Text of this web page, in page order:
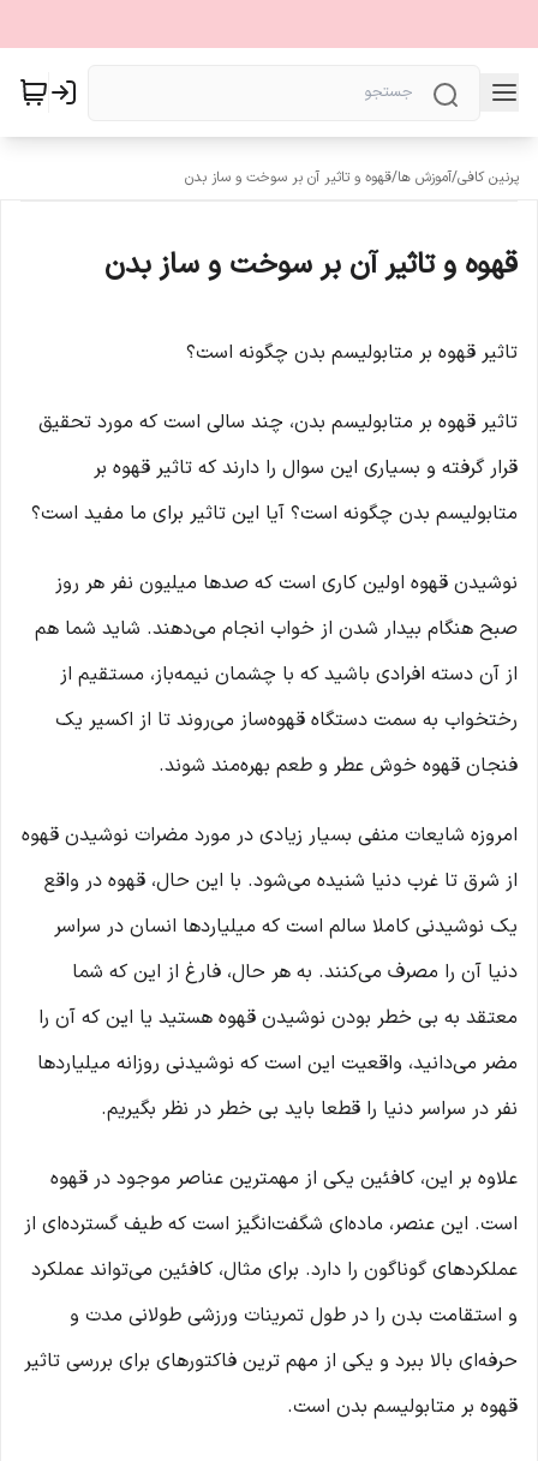
پرنین کافی/آموزش ها/قهوه و تاثیر آن بر سوخت و ساز بدن
قهوه و تاثیر آن بر سوخت و ساز بدن
تاثیر قهوه بر متابولیسم بدن چگونه است؟
تاثیر قهوه بر متابولیسم بدن، چند سالی است که مورد تحقیق
قرار گرفته و بسیاری این سوال را دارند که تاثیر قهوه بر
متابولیسم بدن چگونه است؟ آیا این تاثیر برای ما مفید است؟
نوشیدن قهوه اولین کاری است که صدها میلیون نفر هر روز
صبح هنگام بیدار شدن از خواب انجام می‌دهند. شاید شما هم
از آن دسته افرادی باشید که با چشمان نیمه‌باز، مستقیم از
رختخواب به سمت دستگاه قهوه‌ساز می‌روند تا از اکسیر یک
فنجان قهوه خوش عطر و طعم بهره‌مند شوند.
امروزه شایعات منفی بسیار زیادی در مورد مضرات نوشیدن قهوه
از شرق تا غرب دنیا شنیده می‌شود. با این حال، قهوه در واقع
یک نوشیدنی کاملا سالم است که میلیاردها انسان در سراسر
دنیا آن را مصرف می‌کنند. به هر حال، فارغ از این که شما
معتقد به بی ‌خطر بودن نوشیدن قهوه هستید یا این که آن را
مضر می‌دانید، واقعیت این است که نوشیدنی روزانه میلیاردها
نفر در سراسر دنیا را قطعا باید بی ‌خطر در نظر بگیریم.
علاوه بر این، کافئین یکی از مهمترین عناصر موجود در قهوه
است. این عنصر، ماده‌ای شگفت‌انگیز است که طیف گسترده‌ای از
عملکردهای گوناگون را دارد. برای مثال، کافئین می‌تواند عملکرد
و استقامت بدن را در طول تمرینات ورزشی طولانی مدت و
حرفه‌ای بالا ببرد و یکی از مهم ترین فاکتورهای برای بررسی تاثیر
قهوه بر متابولیسم بدن است.